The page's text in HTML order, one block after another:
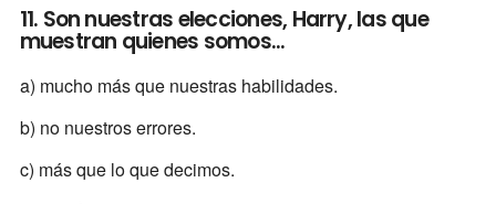
11. Son nuestras elecciones, Harry, las que
muestran quienes somos...
a) mucho más que nuestras habilidades.
b) no nuestros errores.
c) más que lo que decimos.